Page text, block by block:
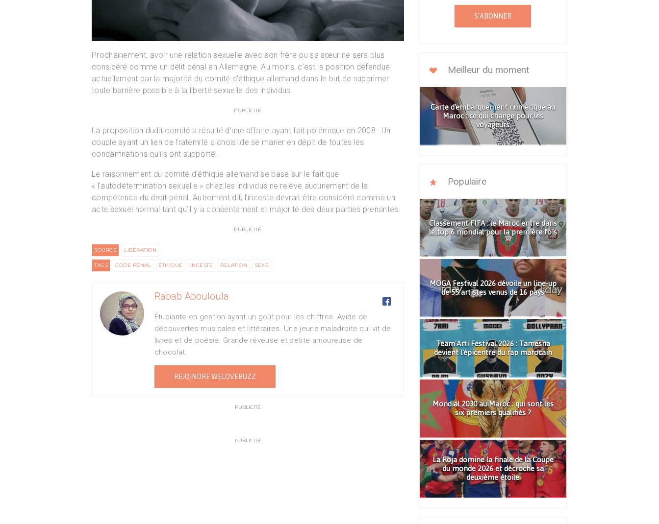
Prochainement, avoir une relation sexuelle avec son frère ou sa sœur ne sera plus
considéré comme un délit pénal en Allemagne. Au moins, c’est la position défendue
actuellement par la majorité du comité d’éthique allemand dans le but de supprimer
toute barrière possible à la liberté sexuelle des individus.
PUBLICITÉ
La proposition dudit comité a résulté d’une affaire ayant fait polémique en 2008 : Un
couple ayant un lien de fraternité a choisi de se marier en dépit de toutes les
condamnations qu’ils ont supporté.
Le raisonnement du comité d’éthique allemand se base sur le fait que
« l’autodétermination sexuelle » chez les individus ne relève aucunement de la
compétence du droit pénal. Autrement dit, l’inceste devrait être considéré comme un
acte sexuel normal tant qu’il y a consentement et majorité des deux parties prenantes.
PUBLICITÉ
SOURCE LIBÉRATION
TAGS CODE PÉNAL ÉTHIQUE INCESTE RELATION SEXE
Rabab Abouloula 
Étudiante en gestion ayant un goût pour les chiffres. Avide de
découvertes musicales et littéraires. Une jeune maladroite qui vit de
livres et de poésie. Grande rêveuse et petite amoureuse de
chocolat.
REJOINDRE WELOVEBUZZ
PUBLICITÉ
PUBLICITÉ
S'ABONNER
Meilleur du moment
Carte d'embarquement numérique au
Maroc : ce qui change pour les
voyageurs
Populaire
Classement FIFA : le Maroc entre dans
le top 6 mondial pour la première fois
MOGA Festival 2026 dévoile un line-up
de 55 artistes venus de 16 pays
Team'Arti Festival 2026 : Tamesna
devient l'épicentre du rap marocain
Mondial 2030 au Maroc : qui sont les
six premiers qualifiés ?
La Roja domine la finale de la Coupe
du monde 2026 et décroche sa
deuxième étoile